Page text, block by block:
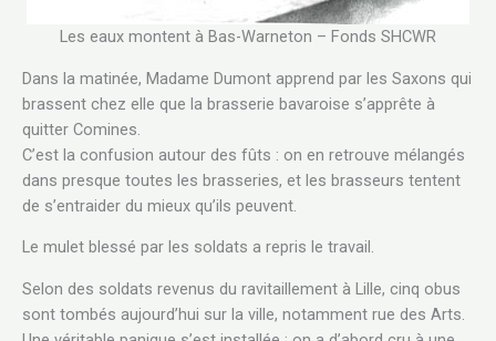
Les eaux montent à Bas-Warneton – Fonds SHCWR
Dans la matinée, Madame Dumont apprend par les Saxons qui
brassent chez elle que la brasserie bavaroise s’apprête à
quitter Comines.
C’est la confusion autour des fûts : on en retrouve mélangés
dans presque toutes les brasseries, et les brasseurs tentent
de s’entraider du mieux qu’ils peuvent.
Le mulet blessé par les soldats a repris le travail.
Selon des soldats revenus du ravitaillement à Lille, cinq obus
sont tombés aujourd’hui sur la ville, notamment rue des Arts.